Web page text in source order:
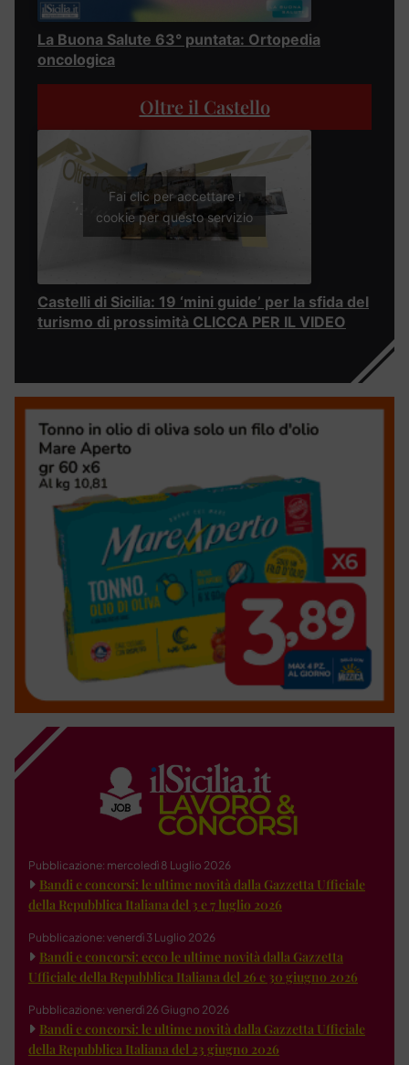
La Buona Salute 63° puntata: Ortopedia
oncologica
Oltre il Castello
Fai clic per accettare i
cookie per questo servizio
Castelli di Sicilia: 19 ‘mini guide’ per la sfida del
turismo di prossimità CLICCA PER IL VIDEO
Pubblicazione: mercoledì 8 Luglio 2026
Bandi e concorsi: le ultime novità dalla Gazzetta Ufficiale
della Repubblica Italiana del 3 e 7 luglio 2026
Pubblicazione: venerdì 3 Luglio 2026
Bandi e concorsi: ecco le ultime novità dalla Gazzetta
Ufficiale della Repubblica Italiana del 26 e 30 giugno 2026
Pubblicazione: venerdì 26 Giugno 2026
Bandi e concorsi: le ultime novità dalla Gazzetta Ufficiale
della Repubblica Italiana del 23 giugno 2026